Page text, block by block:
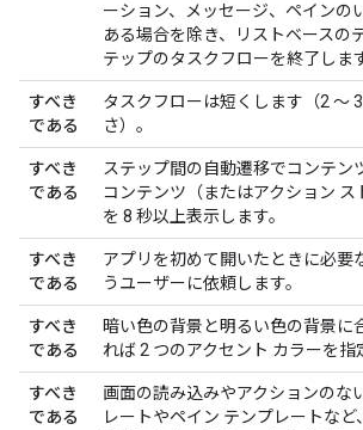
ーション、メッセージ、ペインの
ある場合を除き、リストベースの
テップのタスクフローを終了しま
すべき
である
タスクフローは短くします（2 ～
さ）。
すべき
である
ステップ間の自動遷移でコンテン
コンテンツ（またはアクション ス
を 8 秒以上表示します。
すべき
である
アプリを初めて開いたときに必要
うユーザーに依頼します。
すべき
である
暗い色の背景と明るい色の背景に
れば 2 つのアクセント カラーを指
すべき
である
画面の読み込みやアクションのな
レートやペイン テンプレートなど